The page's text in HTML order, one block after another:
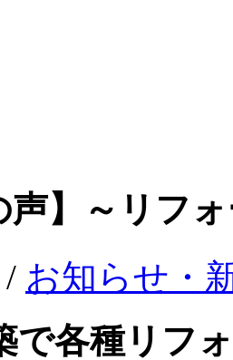
声】～リフ
/ お知らせ・
で各種リフ